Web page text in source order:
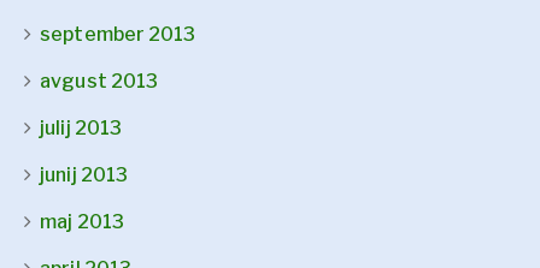
september 2013
avgust 2013
julij 2013
junij 2013
maj 2013